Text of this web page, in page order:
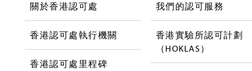
關於香港認可處
香港認可處執行機關
香港認可處里程碑
我們的認可服務
香港實驗所認可計劃
（HOKLAS）